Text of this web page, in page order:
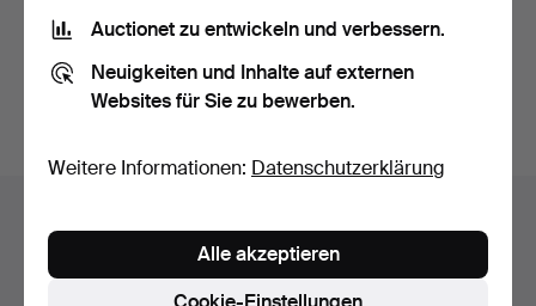
1 Gebot
Sie suchen in unserem Archiv der beendeten
Auctionet zu entwickeln und verbessern.
Neuigkeiten und Inhalte auf externen
Websites für Sie zu bewerben.
Weitere Informationen: Datenschutzerklärung
Alle akzeptieren